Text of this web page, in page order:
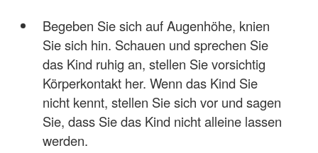
Begeben Sie sich auf Augenhöhe, knien
Sie sich hin. Schauen und sprechen Sie
das Kind ruhig an, stellen Sie vorsichtig
Körperkontakt her. Wenn das Kind Sie
nicht kennt, stellen Sie sich vor und sagen
Sie, dass Sie das Kind nicht alleine lassen
werden.